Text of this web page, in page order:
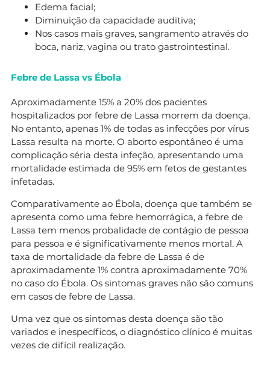
Edema facial;
Diminuição da capacidade auditiva;
Nos casos mais graves, sangramento através do
boca, nariz, vagina ou trato gastrointestinal.
Febre de Lassa vs Ébola
Aproximadamente 15% a 20% dos pacientes
hospitalizados por febre de Lassa morrem da doença.
No entanto, apenas 1% de todas as infecções por vírus
Lassa resulta na morte. O aborto espontâneo é uma
complicação séria desta infeção, apresentando uma
mortalidade estimada de 95% em fetos de gestantes
infetadas.
Comparativamente ao Ébola, doença que também se
apresenta como uma febre hemorrágica, a febre de
Lassa tem menos probalidade de contágio de pessoa
para pessoa e é significativamente menos mortal. A
taxa de mortalidade da febre de Lassa é de
aproximadamente 1% contra aproximadamente 70%
no caso do Ébola. Os sintomas graves não são comuns
em casos de febre de Lassa.
Uma vez que os sintomas desta doença são tão
variados e inespecíficos, o diagnóstico clínico é muitas
vezes de difícil realização.